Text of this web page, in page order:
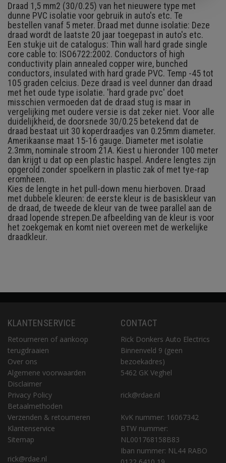
Draad 1,5 mm2 (30/0.25) van het nieuwere type met
dunne PVC isolatie voor gebruik in auto's etc. Te
bestellen vanaf 5 meter. Draad met dunne isolatie: Deze
draad wordt de laatste 20 jaar toegepast in auto's etc.
Een stukje uit de catalogus: Thin wall hard grade single
core cable to: ISO6722:2002. Conductors of high
conductivity plain annealed copper wire, bunched
conductors, insulated with hard grade PVC. Temp -45 tot
105 graden celcius. Deze draad is veel dunner dan draad
met het oude type isolatie. 'hard grade pvc' doet
misschien vermoeden dat de draad stug is maar in
vergelijking met oudere versie is dat zeker niet. Voor alle
duidelijkheid, de doorsnede 30/0.25 betekend dat de
draad bestaat uit 30 koperdraadjes van 0.25mm diameter.
Amerikaanse maat 15-16 gauge. Diameter met isolatie
2.3mm, nominale stroom 21A. Kiest u hieronder 100 meter
dan krijgt u dat op een plastic haspel. Andere lengtes zijn
opgerold zonder spoelkern in plastic zak of met tye-rap
eromheen.
Kies de lengte in het pull-down menu hierboven. Draad
met dubbele kleuren: de eerste kleur is de basiskleur van
de draad, de tweede de kleur van de twee parallel aan de
draad lopende strepen.De afbeelding van de kleur is voor
het zoekgemak en komt niet overeen met de werkelijke
draadkleur.
KLANTENSERVICE
Retourneren of aankoop
terugdraaien
Over ons
Algemene voorwaarden
Disclaimer
Privacy Policy
Betaalmethoden
Verzenden & retourneren
Klantenservice
Sitemap
rick@rdae.nl
CONTACT
Rick Donkers Auto Electrics
Binnenveld 9 (geen
bezoekadres)
5462 GK Veghel
rick@rdae.nl
KvK nummer: 16067342
BTW nummer:
NL001768158B83
Iban nummer: NL44 RABO